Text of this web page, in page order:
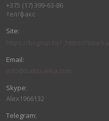
+375 (17) 399-63-86
тел/факс
info@baltsvarka.com
Alex1966132